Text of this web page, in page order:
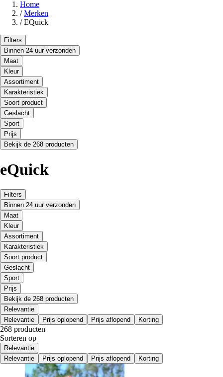
Home
/ Merken
/ EQuick
Filters
Binnen 24 uur verzonden
Maat
Kleur
Assortiment
Karakteristiek
Soort product
Geslacht
Sport
Prijs
Bekijk de 268 producten
eQuick
Filters
Binnen 24 uur verzonden
Maat
Kleur
Assortiment
Karakteristiek
Soort product
Geslacht
Sport
Prijs
Bekijk de 268 producten
Relevantie
Relevantie
Prijs oplopend Prijs aflopend Korting
268 producten
Sorteren op
Relevantie
Relevantie
Prijs oplopend Prijs aflopend Korting